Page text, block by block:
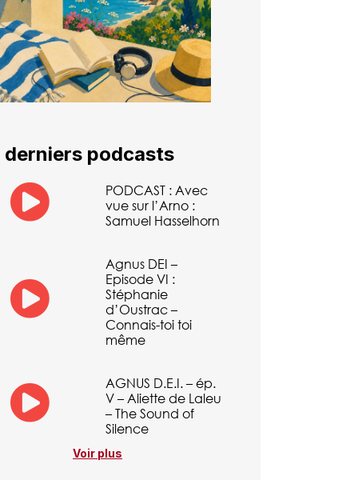
derniers podcasts
PODCAST : Avec
vue sur l’Arno :
Samuel Hasselhorn
Agnus DEI –
Episode VI :
Stéphanie
d’Oustrac –
Connais-toi toi
même
AGNUS D.E.I. – ép.
V – Aliette de Laleu
– The Sound of
Silence
Voir plus